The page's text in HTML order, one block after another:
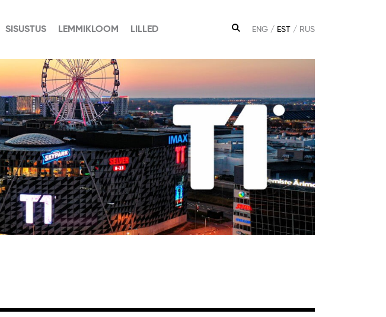
OTSING
ENG EST RUS
SISUSTUS LEMMIKLOOM LILLED